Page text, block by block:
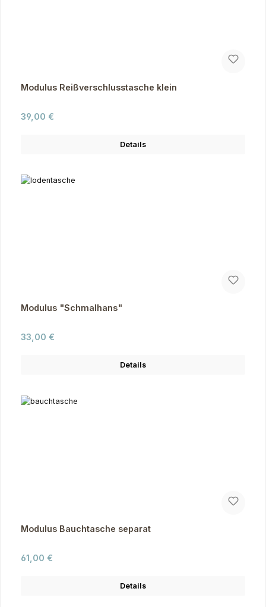
Modulus Reißverschlusstasche klein
Regulärer Preis:
39,00 €
Details
Modulus "Schmalhans"
Regulärer Preis:
33,00 €
Details
Modulus Bauchtasche separat
Regulärer Preis:
61,00 €
Details